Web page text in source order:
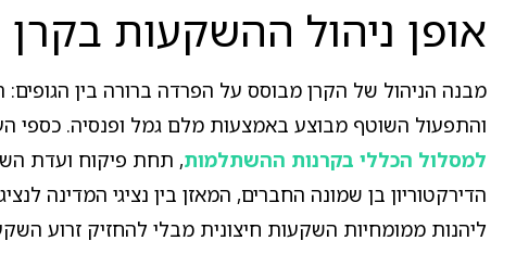
אופן ניהול ההשקעות בקרן
מבנה הניהול של הקרן מבוסס על הפרדה ברורה בין
והתפעול השוטף מבוצע באמצעות מלם גמל ופנסיה. כספי
למסלול הכללי בקרנות ההשתלמות, תחת פיקוח ועדת
הדירקטוריון בן שמונה החברים, המאזן בין נציגי
ליהנות ממומחיות השקעות חיצונית מבלי להחזיק זרוע